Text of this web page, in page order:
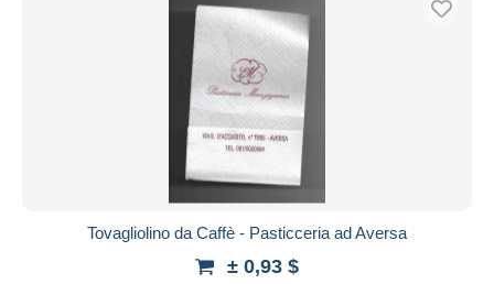
Tovagliolino da Caffè - Pasticceria ad Aversa
± 0,93 $